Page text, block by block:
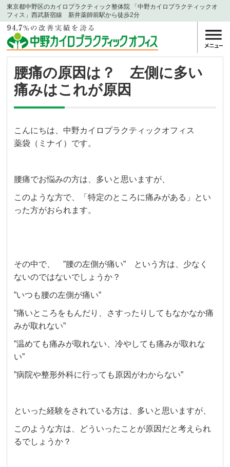
東京都中野区のカイロプラクティック整体院 「中野カイロプラクティックオ
フィス」西武新宿線 新井薬師前駅から徒歩2分
腰痛の原因は？ 左側に多い
痛みはこれが原因
こんにちは、中野カイロプラクティックオフィス
薬袋（ミナイ）です。
腰痛でお悩みの方は、多いと思いますが、
このような方で、「特定のところに痛みがある」とい
った方がおられます。
その中で、 ”腰の左側が痛い” という方は、少なく
ないのではないでしょうか？
”いつも腰の左側が痛い”
”痛いところをもんだり、さすったりしてもなかなか痛
みが取れない”
”温めても痛みが取れない、冷やしても痛みが取れな
い”
”病院や整形外科に行っても原因がわからない”
といった経験をされている方は、多いと思いますが、
このような方は、どういったことが原因だと考えられ
るでしょうか？